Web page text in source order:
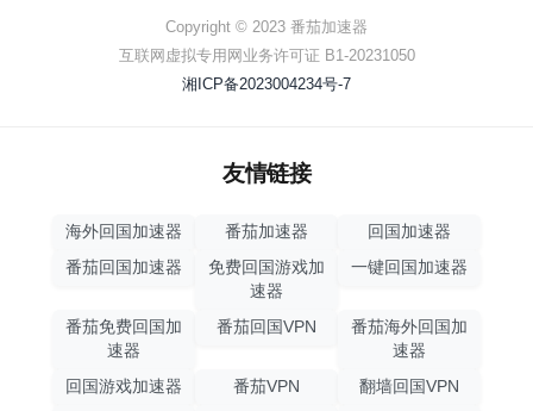
Copyright © 2023 番茄加速器
互联网虚拟专用网业务许可证 B1-20231050
湘ICP备2023004234号-7
友情链接
海外回国加速器 番茄加速器
回国加速器
番茄回国加速器
免费回国游戏加
速器
一键回国加速器
番茄免费回国加
速器
番茄回国VPN
番茄海外回国加
速器
回国游戏加速器
番茄VPN 翻墙回国VPN